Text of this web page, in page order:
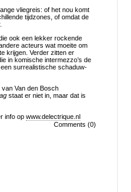
vliegreis: of het nou komt
tijdzones, of omdat de
ook een lekker rockende
acteurs wat moeite om
krijgen. Verder zitten er
in komische intermezzo’s de
surrealistische schaduw-
Van den Bosch
staat er niet in, maar dat is
info op www.delectrique.nl
Comments (0)